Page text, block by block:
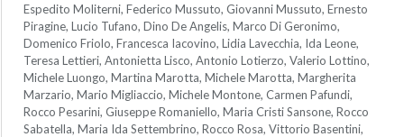
Espedito Moliterni, Federico Mussuto, Giovanni Mussuto, Ernesto
Piragine, Lucio Tufano, Dino De Angelis, Marco Di Geronimo,
Domenico Friolo, Francesca Iacovino, Lidia Lavecchia, Ida Leone,
Teresa Lettieri, Antonietta Lisco, Antonio Lotierzo, Valerio Lottino,
Michele Luongo, Martina Marotta, Michele Marotta, Margherita
Marzario, Mario Migliaccio, Michele Montone, Carmen Pafundi,
Rocco Pesarini, Giuseppe Romaniello, Maria Cristi Sansone, Rocco
Sabatella, Maria Ida Settembrino, Rocco Rosa, Vittorio Basentini,